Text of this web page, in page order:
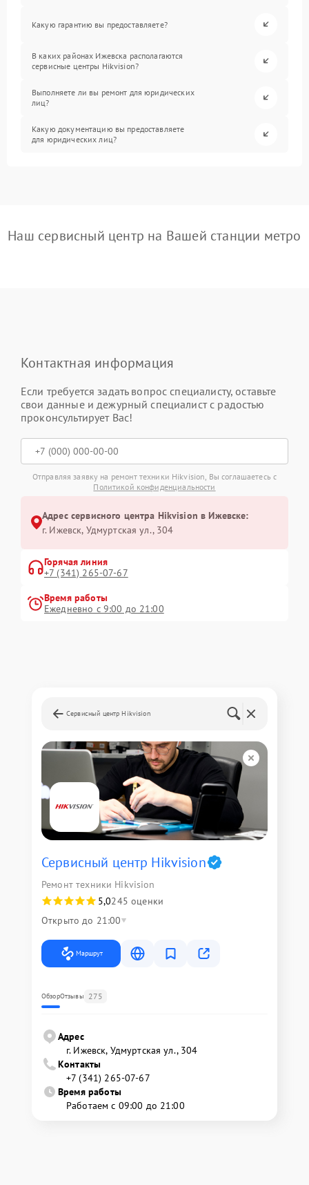
Какую гарантию вы предоставляете?
В каких районах Ижевска располагаются
сервисные центры Hikvision?
Выполняете ли вы ремонт для юридических
лиц?
Какую документацию вы предоставляете
для юридических лиц?
Наш сервисный центр на Вашей станции метро
Контактная информация
Если требуется задать вопрос специалисту, оставьте
свои данные и дежурный специалист с радостью
проконсультирует Вас!
Отправляя заявку на ремонт техники Hikvision, Вы соглашаетесь с
Политикой конфиденциальности
Адрес сервисного центра Hikvision в Ижевске:
г. Ижевск, Удмуртская ул., 304
Горячая линия
+7 (341) 265-07-67
Время работы
Ежедневно с 9:00 до 21:00
Сервисный центр Hikvision
Сервисный центр Hikvision
Ремонт техники Hikvision
5,0245 оценки
Открыто до 21:00
Маршрут
ОбзорОтзывы 275
Адрес
г. Ижевск, Удмуртская ул., 304
Контакты
+7 (341) 265-07-67
Время работы
Работаем с 09:00 до 21:00